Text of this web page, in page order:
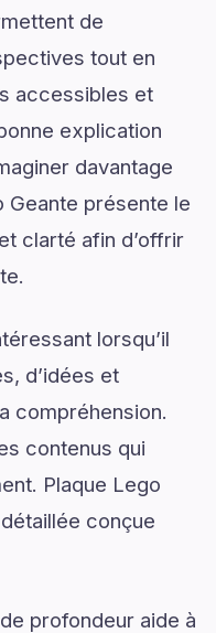
de
tout en
accessibles et
explication
davantage
Geante présente le
clarté afin d’offrir
lorsqu’il
d’idées et
compréhension.
contenus qui
Plaque Lego
conçue
profondeur aide à